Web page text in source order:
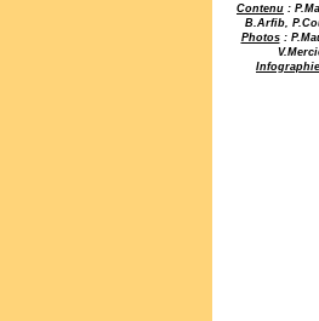
Contenu :
B.Arfib,
Photos:
Infographie